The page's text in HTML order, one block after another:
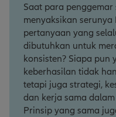
Saat para
menyaksikan
pertanyaan yang
dibutuhkan untuk
konsisten? Siapa
keberhasilan tidak
tetapi juga strategi,
dan kerja sama
Prinsip yang sama